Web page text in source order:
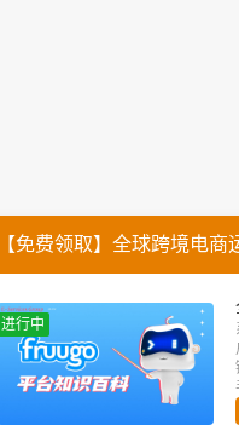
企业微
【免费领取】全球跨境电商
进行中